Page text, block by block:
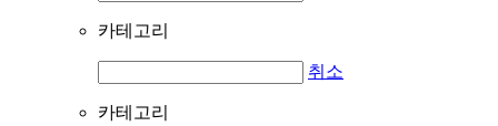
카테고리
취소
카테고리